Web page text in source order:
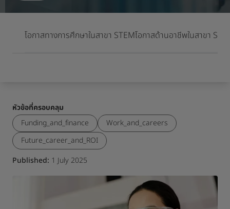
โอกาสทางการศึกษาในสาขา STEMโอกาสด้านอาชีพในสาขา
หัวข้อที่ครอบคลุม
Funding_and_finance
Work_and_careers
Future_career_and_ROI
Published: 1 July 2025